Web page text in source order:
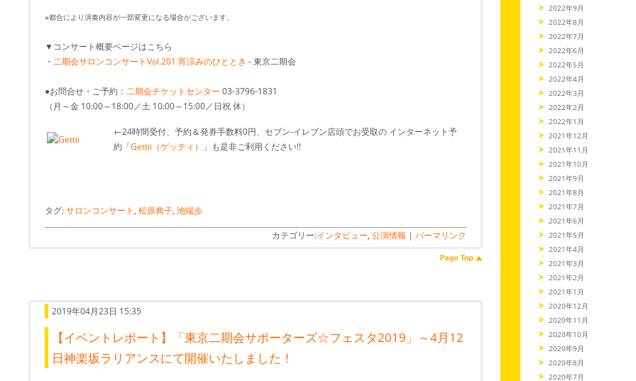
※都合により演奏内容が一部変更になる場合がございます。
▼コンサート概要ページはこちら
・ 二期会サロンコンサートVol.201 宵涼みのひととき - 東京二期会
●お問合せ・ご予約： 二期会チケットセンター 03-3796-1831
（月～金 10:00～18:00／土 10:00～15:00／日祝 休）
←24時間受付、予約＆発券手数料0円、セブン-イレブン店頭でお受取の インターネット予
約「Gettii（ゲッティ） 」も是非ご利用ください!!
タグ:サロンコンサート, 松原典子, 池端歩
カテゴリー:インタビュー, 公演情報 | パーマリンク
2019年04月23日 15:35
【イベントレポート】「東京二期会サポーターズ☆フェスタ2019」～4月12
日神楽坂ラリアンスにて開催いたしました！
2022年9月
2022年8月
2022年7月
2022年6月
2022年5月
2022年4月
2022年3月
2022年2月
2022年1月
2021年12月
2021年11月
2021年10月
2021年9月
2021年8月
2021年7月
2021年6月
2021年5月
2021年4月
2021年3月
2021年2月
2021年1月
2020年12月
2020年11月
2020年10月
2020年9月
2020年8月
2020年7月